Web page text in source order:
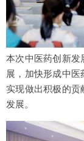
本次中医药创新发
展，加快形成中
实现做出积极的
发展。